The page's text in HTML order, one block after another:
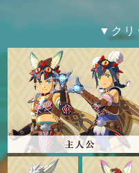
▼クリ